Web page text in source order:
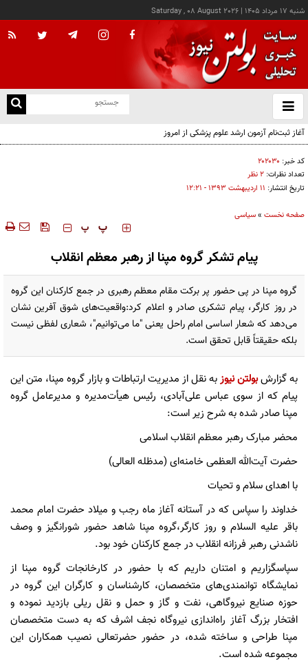
شنبه ۱۷ مرداد ۱۴۰۵ |
Saturday , 08 August 2026
باز
و
آغاز ثبت‌نام آزمون ارشد علوم پزشکی از امروز
کد خبر: ۲۰۲۰۳۰
تعداد نظرات: ۲ نظر
تاریخ انتشار: ۱۱ ارديبهشت ۱۳۹۳ - ۱۲:۲۱
صفحه نخست »سیاسی
‍‍‍ پ پ
پیام تشکر گروه مپنا از رهبر معظم انقلاب
گروه مپنا در پی حضور پر برکت مقام معظم رهبری در جمع کارکنان این گروه
در روز کارگر، پیام تشکری صادر و اعلام کرد:واقعیت‌های شوق آفرین نشان
می‌دهد که شعار اساسی امام راحل یعنی "ما می‌توانیم"، شعاری لفظی نیست
بلکه حقیقتاً قابل تحقق است.
به گزارشبولتن نیوزبه نقل از مدیریت ارتباطات و بازار گروه مپنا، متن این
پیام که از سوی عباس علی‌آبادی، رئیس هیأت‌مدیره و مدیرعامل گروه
مپنا صادر شده به شرح زیر است:
محضر مبارک رهبر معظم انقلاب اسلامی
حضرت آیت‌الله العظمی خامنه‌ای (مدظله العالی)
با اهدای سلام و تحیات
خداوند را سپاس که در آستانه آغاز ماه رجب و میلاد حضرت امام محمد
باقر علیه السلام و روز کارگر،گروه مپنا شاهد حضور شورانگیز و وصف
ناشدنی رهبر فرزانه انقلاب در جمع کارکنان خود بود.
سپاسگزاریم و امتنان داریم که با حضور در کارخانجات گروه مپنا از
نمایشگاه توانمندی‌های متخصصان، کارشناسان و کارگران این گروه در
حوزه صنایع نیروگاهی، نفت و گاز و حمل و نقل ریلی بازدید نموده و
افتخار بزرگ آغاز راه‌اندازی نیروگاه نجف اشرف که به دست متخصصان
مپنا طراحی و ساخته شده، در حضور حضرتعالی نصیب همکاران این
مجموعه شده است.